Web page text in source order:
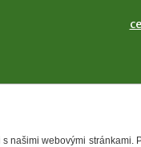
našimi webovými stránkami.